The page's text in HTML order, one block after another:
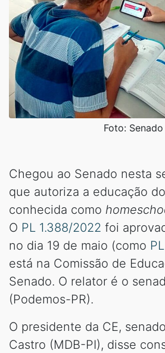
Foto: Senado
Chegou ao Senado nesta
que autoriza a educação
conhecida como
O PL 1.388/2022 foi
no dia 19 de maio (como
está na Comissão de
Senado. O relator é o
(Podemos-PR).
O presidente da CE,
Castro (MDB-PI), disse